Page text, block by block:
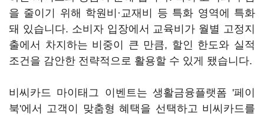
을 줄이기 위해 학원비·교재비 등 특화 영역에 특화
돼 있습니다. 소비자 입장에서 교육비가 월별 고정지
출에서 차지하는 비중이 큰 만큼, 할인 한도와 실적
조건을 감안한 전략적으로 활용할 수 있게 됐습니다.
비씨카드 마이태그 이벤트는 생활금융플랫폼 '페이
북'에서 고객이 맞춤형 혜택을 선택하고 비씨카드를